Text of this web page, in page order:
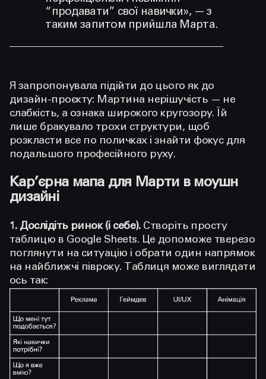
“продавати” свої навички», — з
таким запитом прийшла Марта.
Я запропонувала підійти до цього як до
дизайн-проєкту: Мартина нерішучість — не
слабкість, а ознака широкого кругозору. Їй
лише бракувало трохи структури, щоб
розкласти все по поличках і знайти фокус для
подальшого професійного руху.
Кар’єрна мапа для Марти в моушн
дизайні
1. Дослідіть ринок (і себе). Створіть просту
таблицю в Google Sheets. Це допоможе тверезо
поглянути на ситуацію і обрати один напрямок
на найближчі півроку. Таблиця може виглядати
ось так: